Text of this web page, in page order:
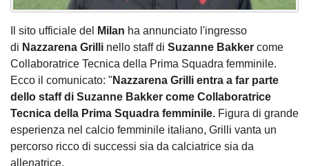
Il sito ufficiale del Milan ha annunciato l'ingresso
di Nazzarena Grilli nello staff di Suzanne Bakker come
Collaboratrice Tecnica della Prima Squadra femminile.
Ecco il comunicato: " Nazzarena Grilli entra a far parte
dello staff di Suzanne Bakker come Collaboratrice
Tecnica della Prima Squadra femminile. Figura di grande
esperienza nel calcio femminile italiano, Grilli vanta un
percorso ricco di successi sia da calciatrice sia da
allenatrice.